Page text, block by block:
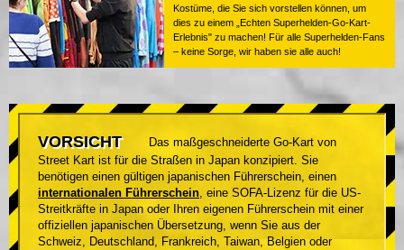
Kostüme, die Sie sich vorstellen können, um
dies zu einem „Echten Superhelden-Go-Kart-
Erlebnis" zu machen! Für alle Superhelden-Fans
– keine Sorge, wir haben sie alle auch!
VORSICHT
Das maßgeschneiderte Go-Kart von
Street Kart ist für die Straßen in Japan konzipiert. Sie
benötigen einen gültigen japanischen Führerschein, einen
internationalen Führerschein, eine SOFA-Lizenz für die US-
Streitkräfte in Japan oder Ihren eigenen Führerschein mit einer
offiziellen japanischen Übersetzung, wenn Sie aus der
Schweiz, Deutschland, Frankreich, Taiwan, Belgien oder